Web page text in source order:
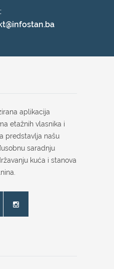
aplikacija
etažnih vlasnika i
predstavlja našu
saradnju
kuća i stanova